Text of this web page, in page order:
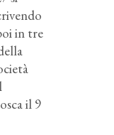
in tre
il 9